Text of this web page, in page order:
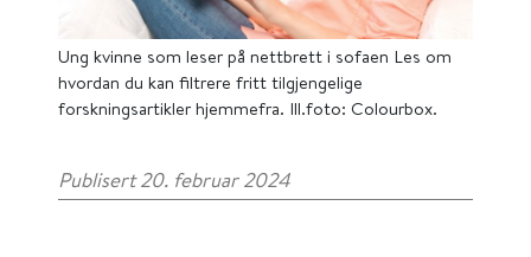
Ung kvinne som leser på nettbrett i sofaen Les om
hvordan du kan filtrere fritt tilgjengelige
forskningsartikler hjemmefra. Ill.foto: Colourbox.
Publisert 20. februar 2024